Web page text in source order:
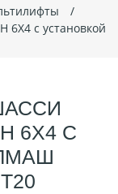
6Х4 с уcтановкой
6Х4 С